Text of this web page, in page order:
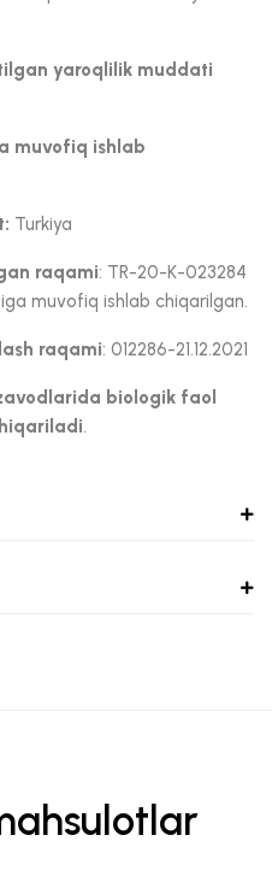
yaroqlilik muddati
muvofiq ishlab
Turkiya
raqami: TR-20-K-023284
muvofiq ishlab chiqarilgan.
raqami: 012286-21.12.2021
biologik faol
.